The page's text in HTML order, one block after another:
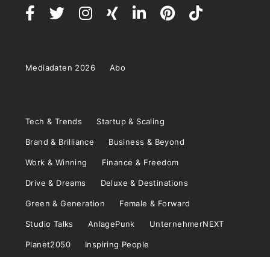
Mediadaten 2026 Abo
Tech & Trends Startup & Scaling
Brand & Brilliance Business & Beyond
Work & Winning Finance & Freedom
Drive & Dreams Deluxe & Destinations
Green & Generation Female & Forward
Studio Talks AnlagePunk UnternehmerNEXT
Planet2050 Inspiring People